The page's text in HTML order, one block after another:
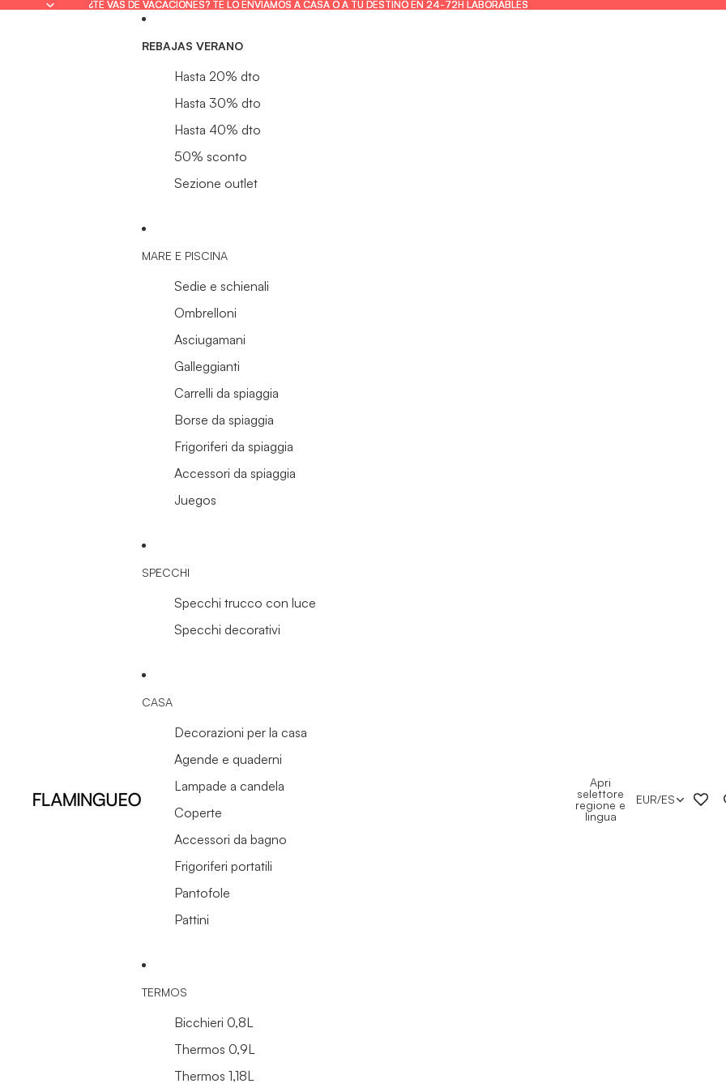
¿TE VAS DE VACACIONES? TE LO ENVIAMOS A CASA O A TU DESTINO EN 24-72H LABORABLES
¿TE VAS DE VACACIONES? TE LO ENVIAMOS A CASA O A TU DESTINO EN 24-72H LABORABLES
REBAJAS VERANO
Hasta 20% dto
Hasta 30% dto
Hasta 40% dto
50% sconto
Sezione outlet
MARE E PISCINA
Sedie e schienali
Ombrelloni
Asciugamani
Galleggianti
Carrelli da spiaggia
Borse da spiaggia
Frigoriferi da spiaggia
Accessori da spiaggia
Juegos
SPECCHI
Specchi trucco con luce
Specchi decorativi
CASA
Decorazioni per la casa
Agende e quaderni
Lampade a candela
Coperte
Accessori da bagno
Frigoriferi portatili
Pantofole
Pattini
TERMOS
Bicchieri 0,8L
Thermos 0,9L
Thermos 1,18L
Apri
selettore
regione e
lingua
EUR/ES